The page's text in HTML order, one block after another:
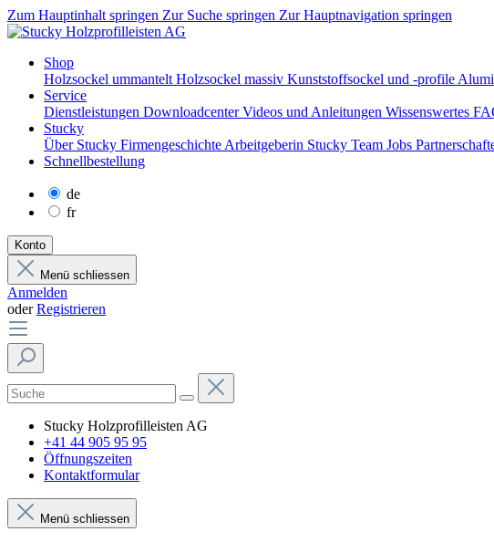
Zum Hauptinhalt springen Zur Suche springen Zur Hauptnavigation springen
Shop
Holzsockel ummantelt Holzsockel massiv Kunststoffsockel und -profile
Service
Dienstleistungen Downloadcenter Videos und Anleitungen Wissenswertes
Stucky
Über Stucky Firmengeschichte Arbeitgeberin Stucky Team Jobs
Schnellbestellung
de
fr
Konto
Menü schliessen
Anmelden
oderRegistrieren
Stucky Holzprofilleisten AG
+41 44 905 95 95
Öffnungszeiten
Kontaktformular
Menü schliessen